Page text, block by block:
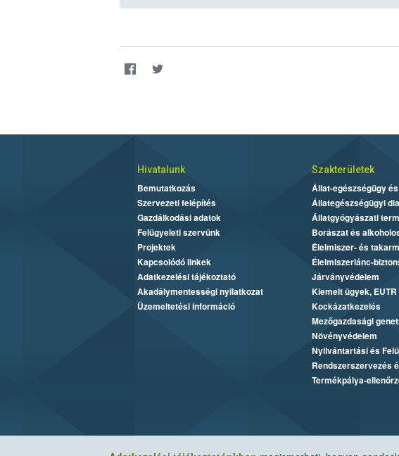
Hivatalunk
Bemutatkozás
Szervezeti felépítés
Gazdálkodási adatok
Felügyeleti szervünk
Projektek
Kapcsolódó linkek
Adatkezelési tájékoztató
Akadálymentességi nyilatkozat
Üzemeltetési információ
Szakterületek
Állat-egészségügy
Állategészségügyi
Állatgyógyászati
Borászat és
Élelmiszer- és
Élelmiszerlánc-
Járványvédelem
Kiemelt ügyek, EUTR
Kockázatkezelés
Mezőgazdasági
Növényvédelem
Nyilvántartási és
Rendszerszervezés
Termékpálya-